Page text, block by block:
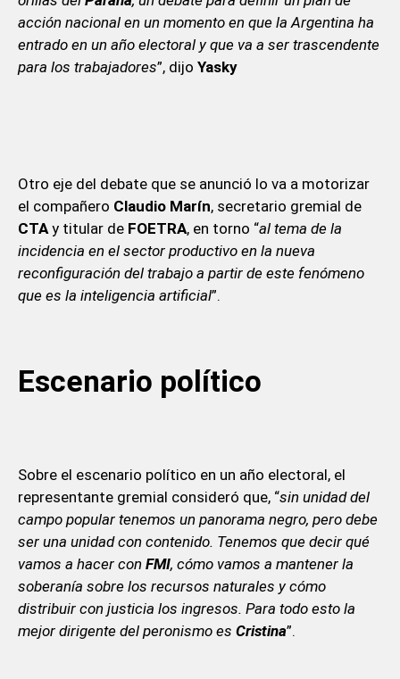
acción nacional en un momento en que la Argentina ha
entrado en un año electoral y que va a ser trascendente
para los trabajadores”, dijo Yasky
Otro eje del debate que se anunció lo va a motorizar
el compañero Claudio Marín, secretario gremial de
CTAy titular de FOETRA, en torno “al tema de la
incidencia en el sector productivo en la nueva
reconfiguración del trabajo a partir de este fenómeno
que es la inteligencia artificial”.
Escenario político
Sobre el escenario político en un año electoral, el
representante gremial consideró que, “sin unidad del
campo popular tenemos un panorama negro, pero debe
ser una unidad con contenido. Tenemos que decir qué
vamos a hacer con FMI, cómo vamos a mantener la
soberanía sobre los recursos naturales y cómo
distribuir con justicia los ingresos. Para todo esto la
mejor dirigente del peronismo es Cristina”.